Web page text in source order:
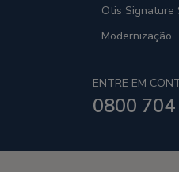
Otis
Modernização
ENTRE EM
0800